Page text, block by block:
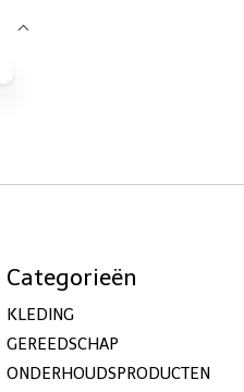
Categorieën
KLEDING
GEREEDSCHAP
ONDERHOUDSPRODUCTEN